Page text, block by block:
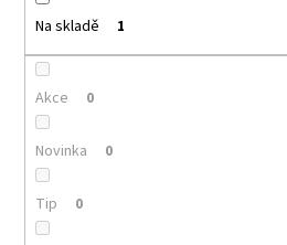
Na skladě 1
Akce 0
Novinka 0
Tip 0
j
m
MALFINI
LOVE
123